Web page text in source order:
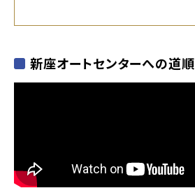
新座オートセンターへの道順